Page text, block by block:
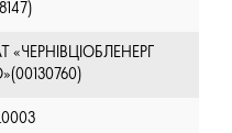
«ЧЕРНІВЦІОБЛЕНЕРГ